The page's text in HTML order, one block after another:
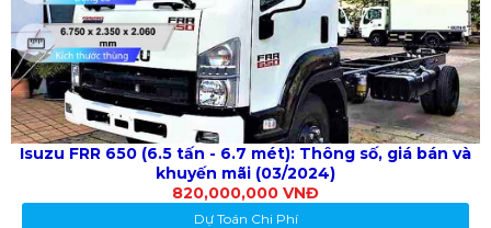
Isuzu FRR 650 (6.5 tấn - 6.7 mét): Thông số, giá bán và
khuyến mãi (03/2024)
820,000,000 VNĐ
Dự Toán Chi Phí